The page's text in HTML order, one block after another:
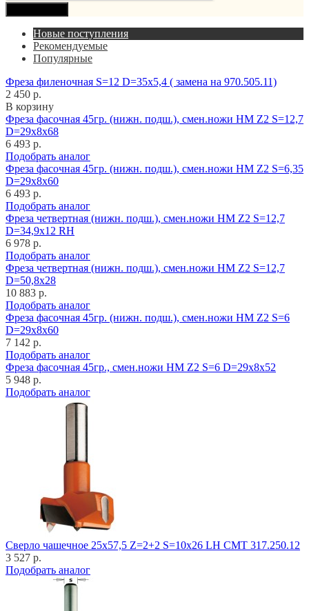
Новые поступления
Рекомендуемые
Популярные
Фреза филеночная S=12 D=35x5,4 ( замена на 970.505.11)
2 450 р.
В корзину
Фреза фасочная 45гр. (нижн. подш.), смен.ножи HM Z2 S=12,7
D=29x8x68
6 493 р.
Подобрать аналог
Фреза фасочная 45гр. (нижн. подш.), смен.ножи HM Z2 S=6,35
D=29x8x60
6 493 р.
Подобрать аналог
Фреза четвертная (нижн. подш.), смен.ножи HM Z2 S=12,7
D=34,9x12 RH
6 978 р.
Подобрать аналог
Фреза четвертная (нижн. подш.), смен.ножи HM Z2 S=12,7
D=50,8x28
10 883 р.
Подобрать аналог
Фреза фасочная 45гр. (нижн. подш.), смен.ножи HM Z2 S=6
D=29x8x60
7 142 р.
Подобрать аналог
Фреза фасочная 45гр., смен.ножи HM Z2 S=6 D=29x8x52
5 948 р.
Подобрать аналог
Cверло чашечное 25x57,5 Z=2+2 S=10x26 LH CMT 317.250.12
3 527 р.
Подобрать аналог